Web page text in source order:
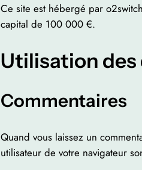
Ce site est hébergé par
capital de 100 000 €.
Utilisation des
Commentaires
Quand vous laissez un
utilisateur de votre navigateur